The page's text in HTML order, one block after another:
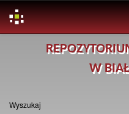
W
Wyszukaj